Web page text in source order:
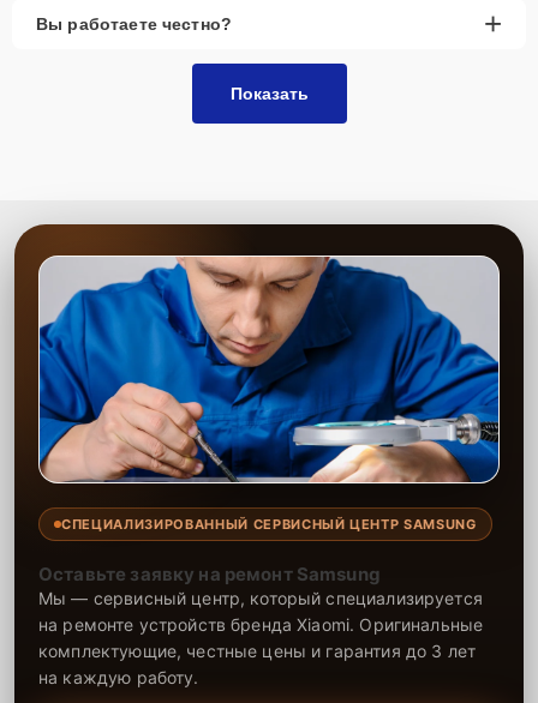
Вы работаете честно? +
Показать
СПЕЦИАЛИЗИРОВАННЫЙ СЕРВИСНЫЙ ЦЕНТР SAMSUNG
Оставьте заявку на ремонт Samsung
Мы — сервисный центр, который специализируется
на ремонте устройств бренда Xiaomi. Оригинальные
комплектующие, честные цены и гарантия до 3 лет
на каждую работу.